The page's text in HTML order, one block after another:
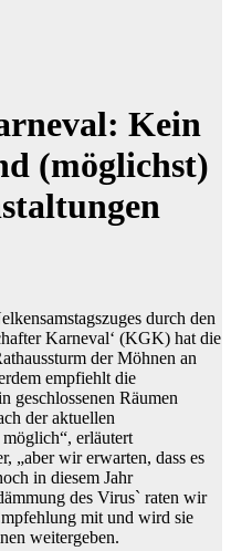
Kein
(möglichst)
durch den
Karneval‘ (KGK) hat die
der Möhnen an
empfiehlt die
geschlossenen Räumen
der aktuellen
erläutert
„aber wir erwarten, dass es
in diesem Jahr
des Virus` raten wir
mit und wird sie
weitergeben.